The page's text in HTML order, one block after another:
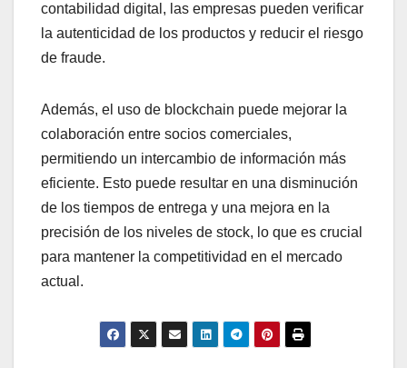
contabilidad digital, las empresas pueden verificar
la autenticidad de los productos y reducir el riesgo
de fraude.
Además, el uso de blockchain puede mejorar la
colaboración entre socios comerciales,
permitiendo un intercambio de información más
eficiente. Esto puede resultar en una disminución
de los tiempos de entrega y una mejora en la
precisión de los niveles de stock, lo que es crucial
para mantener la competitividad en el mercado
actual.